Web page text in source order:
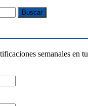
semanales en